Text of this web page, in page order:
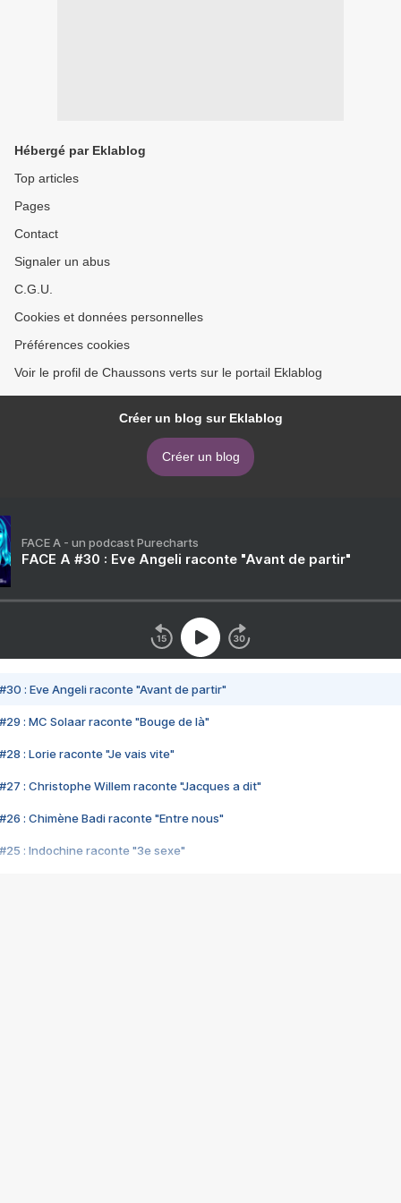
Hébergé par Eklablog
Top articles
Pages
Contact
Signaler un abus
C.G.U.
Cookies et données personnelles
Préférences cookies
Voir le profil de Chaussons verts sur le portail Eklablog
Créer un blog sur Eklablog
Créer un blog
FACE A - un podcast Purecharts
FACE A #30 : Eve Angeli raconte "Avant de partir"
#30 : Eve Angeli raconte "Avant de partir"
#29 : MC Solaar raconte "Bouge de là"
#28 : Lorie raconte "Je vais vite"
#27 : Christophe Willem raconte "Jacques a dit"
#26 : Chimène Badi raconte "Entre nous"
#25 : Indochine raconte "3e sexe"